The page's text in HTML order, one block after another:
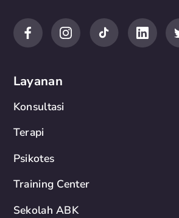
Layanan
Konsultasi
Terapi
Psikotes
Training Center
Sekolah ABK